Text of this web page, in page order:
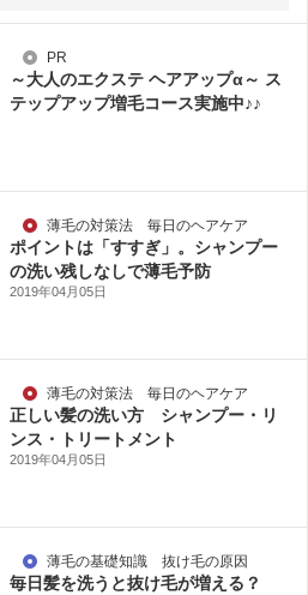
PR
～大人のエクステ ヘアアップα～ ス
テップアップ増毛コース実施中♪♪
薄毛の対策法 毎日のヘアケア
ポイントは「すすぎ」。シャンプー
の洗い残しなしで薄毛予防
2019年04月05日
薄毛の対策法 毎日のヘアケア
正しい髪の洗い方 シャンプー・リ
ンス・トリートメント
2019年04月05日
薄毛の基礎知識 抜け毛の原因
毎日髪を洗うと抜け毛が増える？